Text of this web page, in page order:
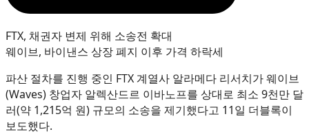
FTX, 채권자 변제 위해 소송전 확대
웨이브, 바이낸스 상장 폐지 이후 가격 하락세
파산 절차를 진행 중인 FTX 계열사 알라메다 리서치가 웨이브
(Waves) 창업자 알렉산드르 이바노프를 상대로 최소 9천만 달
러(약 1,215억 원) 규모의 소송을 제기했다고 11일 더블록이
보도했다.